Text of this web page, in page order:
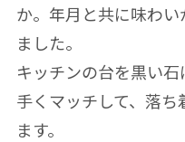
か。年月と共に味わ
ました。
キッチンの台を黒い
手くマッチして、落
ます。